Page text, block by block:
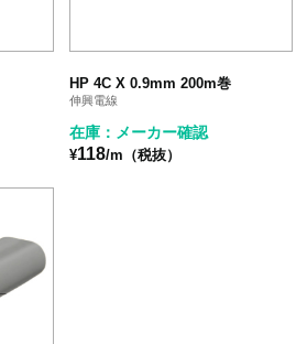
HP 4C X 0.9mm 200m巻
伸興電線
在庫：メーカー確認
¥118/m（税抜）